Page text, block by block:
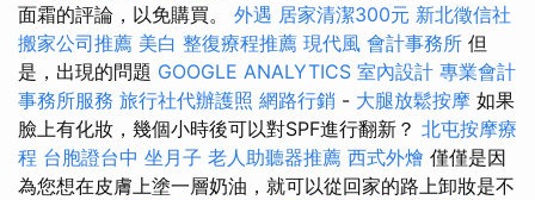
面霜的評論，以免購買。 外遇 居家清潔300元 新北徵信社
搬家公司推薦 美白 整復療程推薦 現代風 會計事務所 但
是，出現的問題 GOOGLE ANALYTICS 室內設計 專業會計
事務所服務 旅行社代辦護照 網路行銷 - 大腿放鬆按摩 如果
臉上有化妝，幾個小時後可以對SPF進行翻新？ 北屯按摩療
程 台胞證台中 坐月子 老人助聽器推薦 西式外燴 僅僅是因
為您想在皮膚上塗一層奶油，就可以從回家的路上卸妝是不